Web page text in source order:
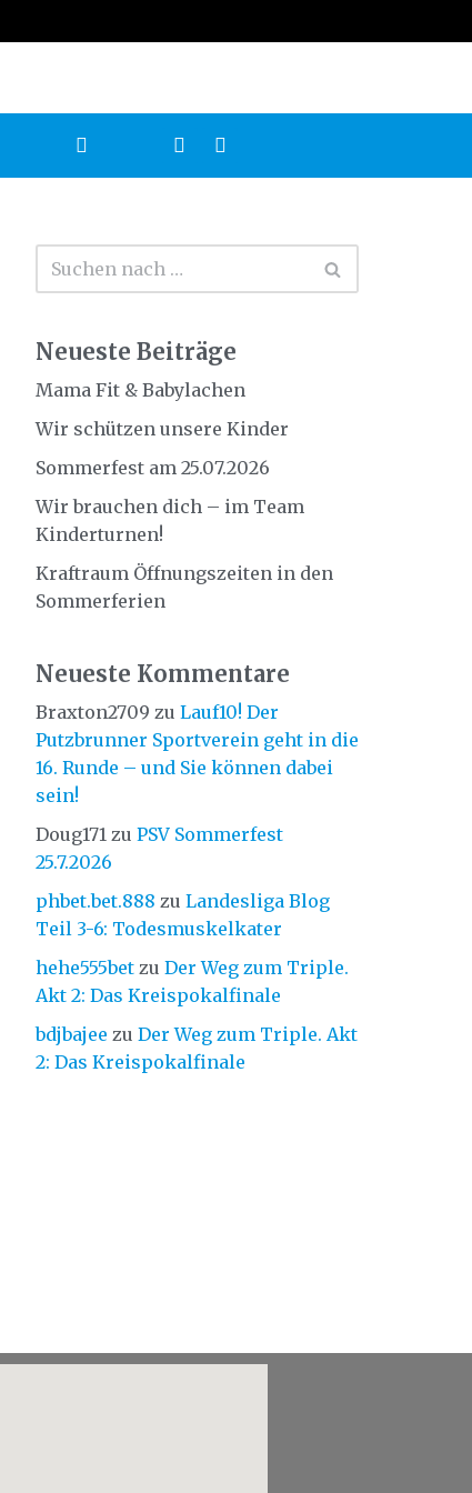
Neueste Beiträge
Mama Fit & Babylachen
Wir schützen unsere Kinder
Sommerfest am 25.07.2026
Wir brauchen dich – im Team
Kinderturnen!
Kraftraum Öffnungszeiten in den
Sommerferien
Neueste Kommentare
Braxton2709 zu Lauf10! Der
Putzbrunner Sportverein geht in die
16. Runde – und Sie können dabei
sein!
Doug171 zu PSV Sommerfest
25.7.2026
phbet.bet.888 zu Landesliga Blog
Teil 3-6: Todesmuskelkater
hehe555bet zu Der Weg zum Triple.
Akt 2: Das Kreispokalfinale
bdjbajee zu Der Weg zum Triple. Akt
2: Das Kreispokalfinale